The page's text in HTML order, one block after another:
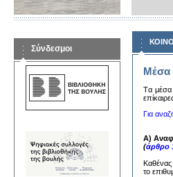
Σύνδεσμοι
Μέσα
Tα μέσα
Για
Α)
(άρθρο
το